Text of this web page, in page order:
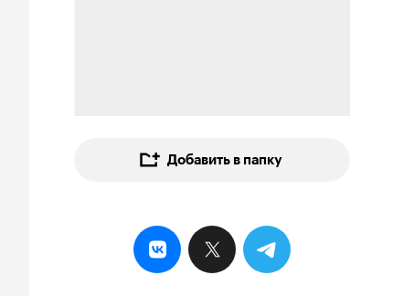
Добавить в папку